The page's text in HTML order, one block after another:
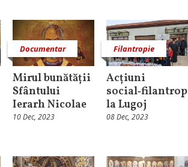
Documentar
Mirul bunătății
Sfântului
Ierarh Nicolae
10 Dec, 2023
Filantropie
Acțiuni
la Lugoj
08 Dec, 2023